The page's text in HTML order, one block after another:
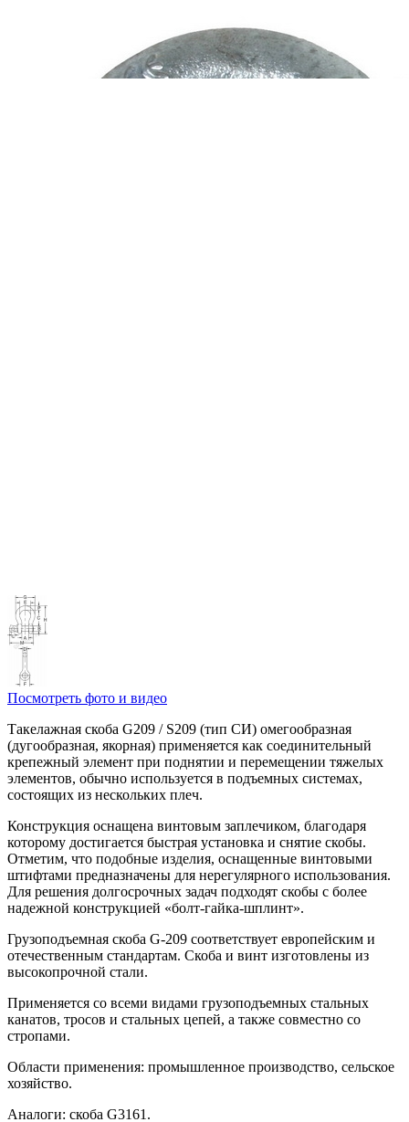
Посмотреть фото и видео
Такелажная скоба G209 / S209 (тип СИ) омегообразная
(дугообразная, якорная) применяется как соединительный
крепежный элемент при поднятии и перемещении тяжелых
элементов, обычно используется в подъемных системах,
состоящих из нескольких плеч.
Конструкция оснащена винтовым заплечиком, благодаря
которому достигается быстрая установка и снятие скобы.
Отметим, что подобные изделия, оснащенные винтовыми
штифтами предназначены для нерегулярного использования.
Для решения долгосрочных задач подходят скобы с более
надежной конструкцией «болт-гайка-шплинт».
Грузоподъемная скоба G-209 соответствует европейским и
отечественным стандартам. Скоба и винт изготовлены из
высокопрочной стали.
Применяется со всеми видами грузоподъемных стальных
канатов, тросов и стальных цепей, а также совместно со
стропами.
Области применения: промышленное производство, сельское
хозяйство.
Аналоги: скоба G3161.